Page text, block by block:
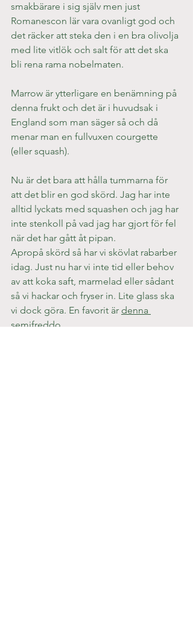
smakbärare i sig själv men just
Romanescon lär vara ovanligt god och
det räcker att steka den i en bra olivolja
med lite vitlök och salt för att det ska
bli rena rama nobelmaten.
Marrow är ytterligare en benämning på
denna frukt och det är i huvudsak i
England som man säger så och då
menar man en fullvuxen courgette
(eller squash).
Nu är det bara att hålla tummarna för
att det blir en god skörd. Jag har inte
alltid lyckats med squashen och jag har
inte stenkoll på vad jag har gjort för fel
när det har gått åt pipan.
Apropå skörd så har vi skövlat rabarber
idag. Just nu har vi inte tid eller behov
av att koka saft, marmelad eller sådant
så vi hackar och fryser in. Lite glass ska
vi dock göra. En favorit är denna
semifreddo